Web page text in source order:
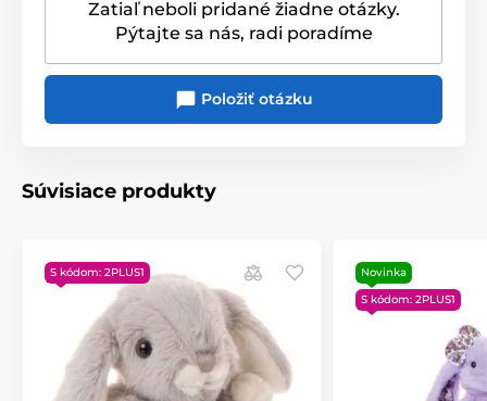
oči, materiály s krátkymi strihmi, pripojené oblečenie a
neobsahuje pelety.
Detský muchláček Mavi je plyšový vyrobenýšpeciálne
pre novorodenca.
Tieto prostriedky má certifikáciu EN71 - 1,2 a 3 pre
všetky vekové kategórie.
Vekové odporúčanie: 0 m +
Spĺňa atesty EU
Zatiaľ neboli pridané žiadne otázky.
Pýtajte sa nás, radi poradíme
Položiť otázku
Súvisiace produkty
S kódom: 2PLUS1
Novinka
S kódom: 2PLUS1